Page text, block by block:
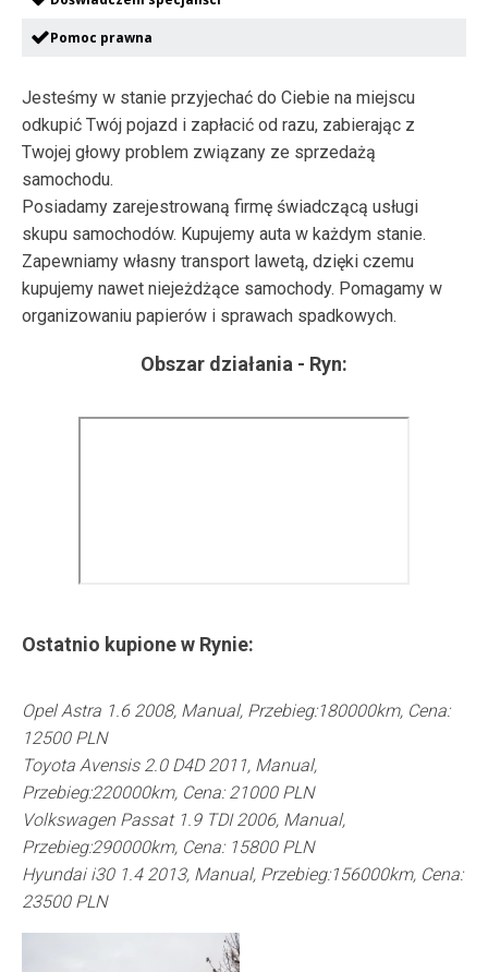
Pomoc prawna
Jesteśmy w stanie przyjechać do Ciebie na miejscu
odkupić Twój pojazd i zapłacić od razu, zabierając z
Twojej głowy problem związany ze sprzedażą
samochodu.
Posiadamy zarejestrowaną firmę świadczącą usługi
skupu samochodów. Kupujemy auta w każdym stanie.
Zapewniamy własny transport lawetą, dzięki czemu
kupujemy nawet niejeżdżące samochody. Pomagamy w
organizowaniu papierów i sprawach spadkowych.
Obszar działania - Ryn:
Ostatnio kupione w Rynie:
Opel Astra 1.6 2008, Manual, Przebieg:180000km, Cena:
12500 PLN
Toyota Avensis 2.0 D4D 2011, Manual,
Przebieg:220000km, Cena: 21000 PLN
Volkswagen Passat 1.9 TDI 2006, Manual,
Przebieg:290000km, Cena: 15800 PLN
Hyundai i30 1.4 2013, Manual, Przebieg:156000km, Cena:
23500 PLN